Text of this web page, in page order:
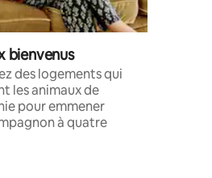
bienvenus
des logements qui
les animaux de
pour emmener
à quatre